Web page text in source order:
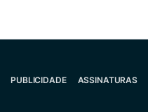
PUBLICIDADE ASSINATURAS